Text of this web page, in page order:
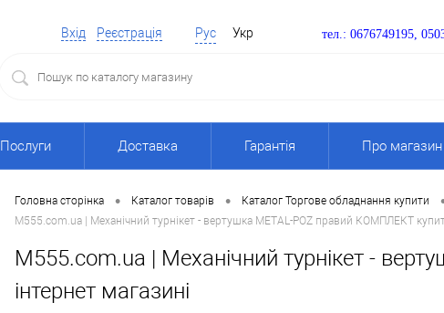
Вхід Реєстрація Рус Укр тел.: 0676749195,
Послуги Доставка Гарантія Про магазин
Головна сторінка • Каталог товарів • Каталог Торгове обладнання купити
M555.com.ua | Механічний турнікет - вертушка METAL-POZ правий КОМПЛЕКТ
M555.com.ua | Механічний турнікет -
інтернет магазині